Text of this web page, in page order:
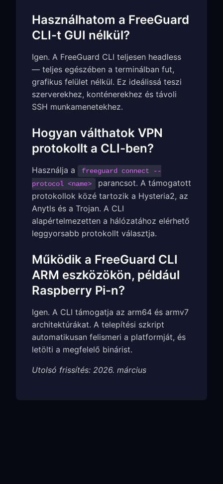
Használhatom a FreeGuard
CLI-t GUI nélkül?
Igen. A FreeGuard CLI teljesen headless
— teljes egészében a terminálban fut,
grafikus felület nélkül. Ez ideálissá teszi
szerverekhez, konténerekhez és távoli
SSH munkamenetekhez.
Hogyan válthatok VPN
protokollt a CLI-ben?
Használja a
freeguard connect --
protocol <name>
parancsot. A támogatott
protokollok közé tartozik a Hysteria2, az
Anytls és a Trojan. A CLI
alapértelmezetten a hálózatához elérhető
leggyorsabb protokollt választja.
Működik a FreeGuard CLI
ARM eszközökön, például
Raspberry Pi-n?
Igen. A CLI támogatja az arm64 és armv7
architektúrákat. A telepítési szkript
automatikusan felismeri a platformját, és
letölti a megfelelő binárist.
Utolsó frissítés: 2026. március